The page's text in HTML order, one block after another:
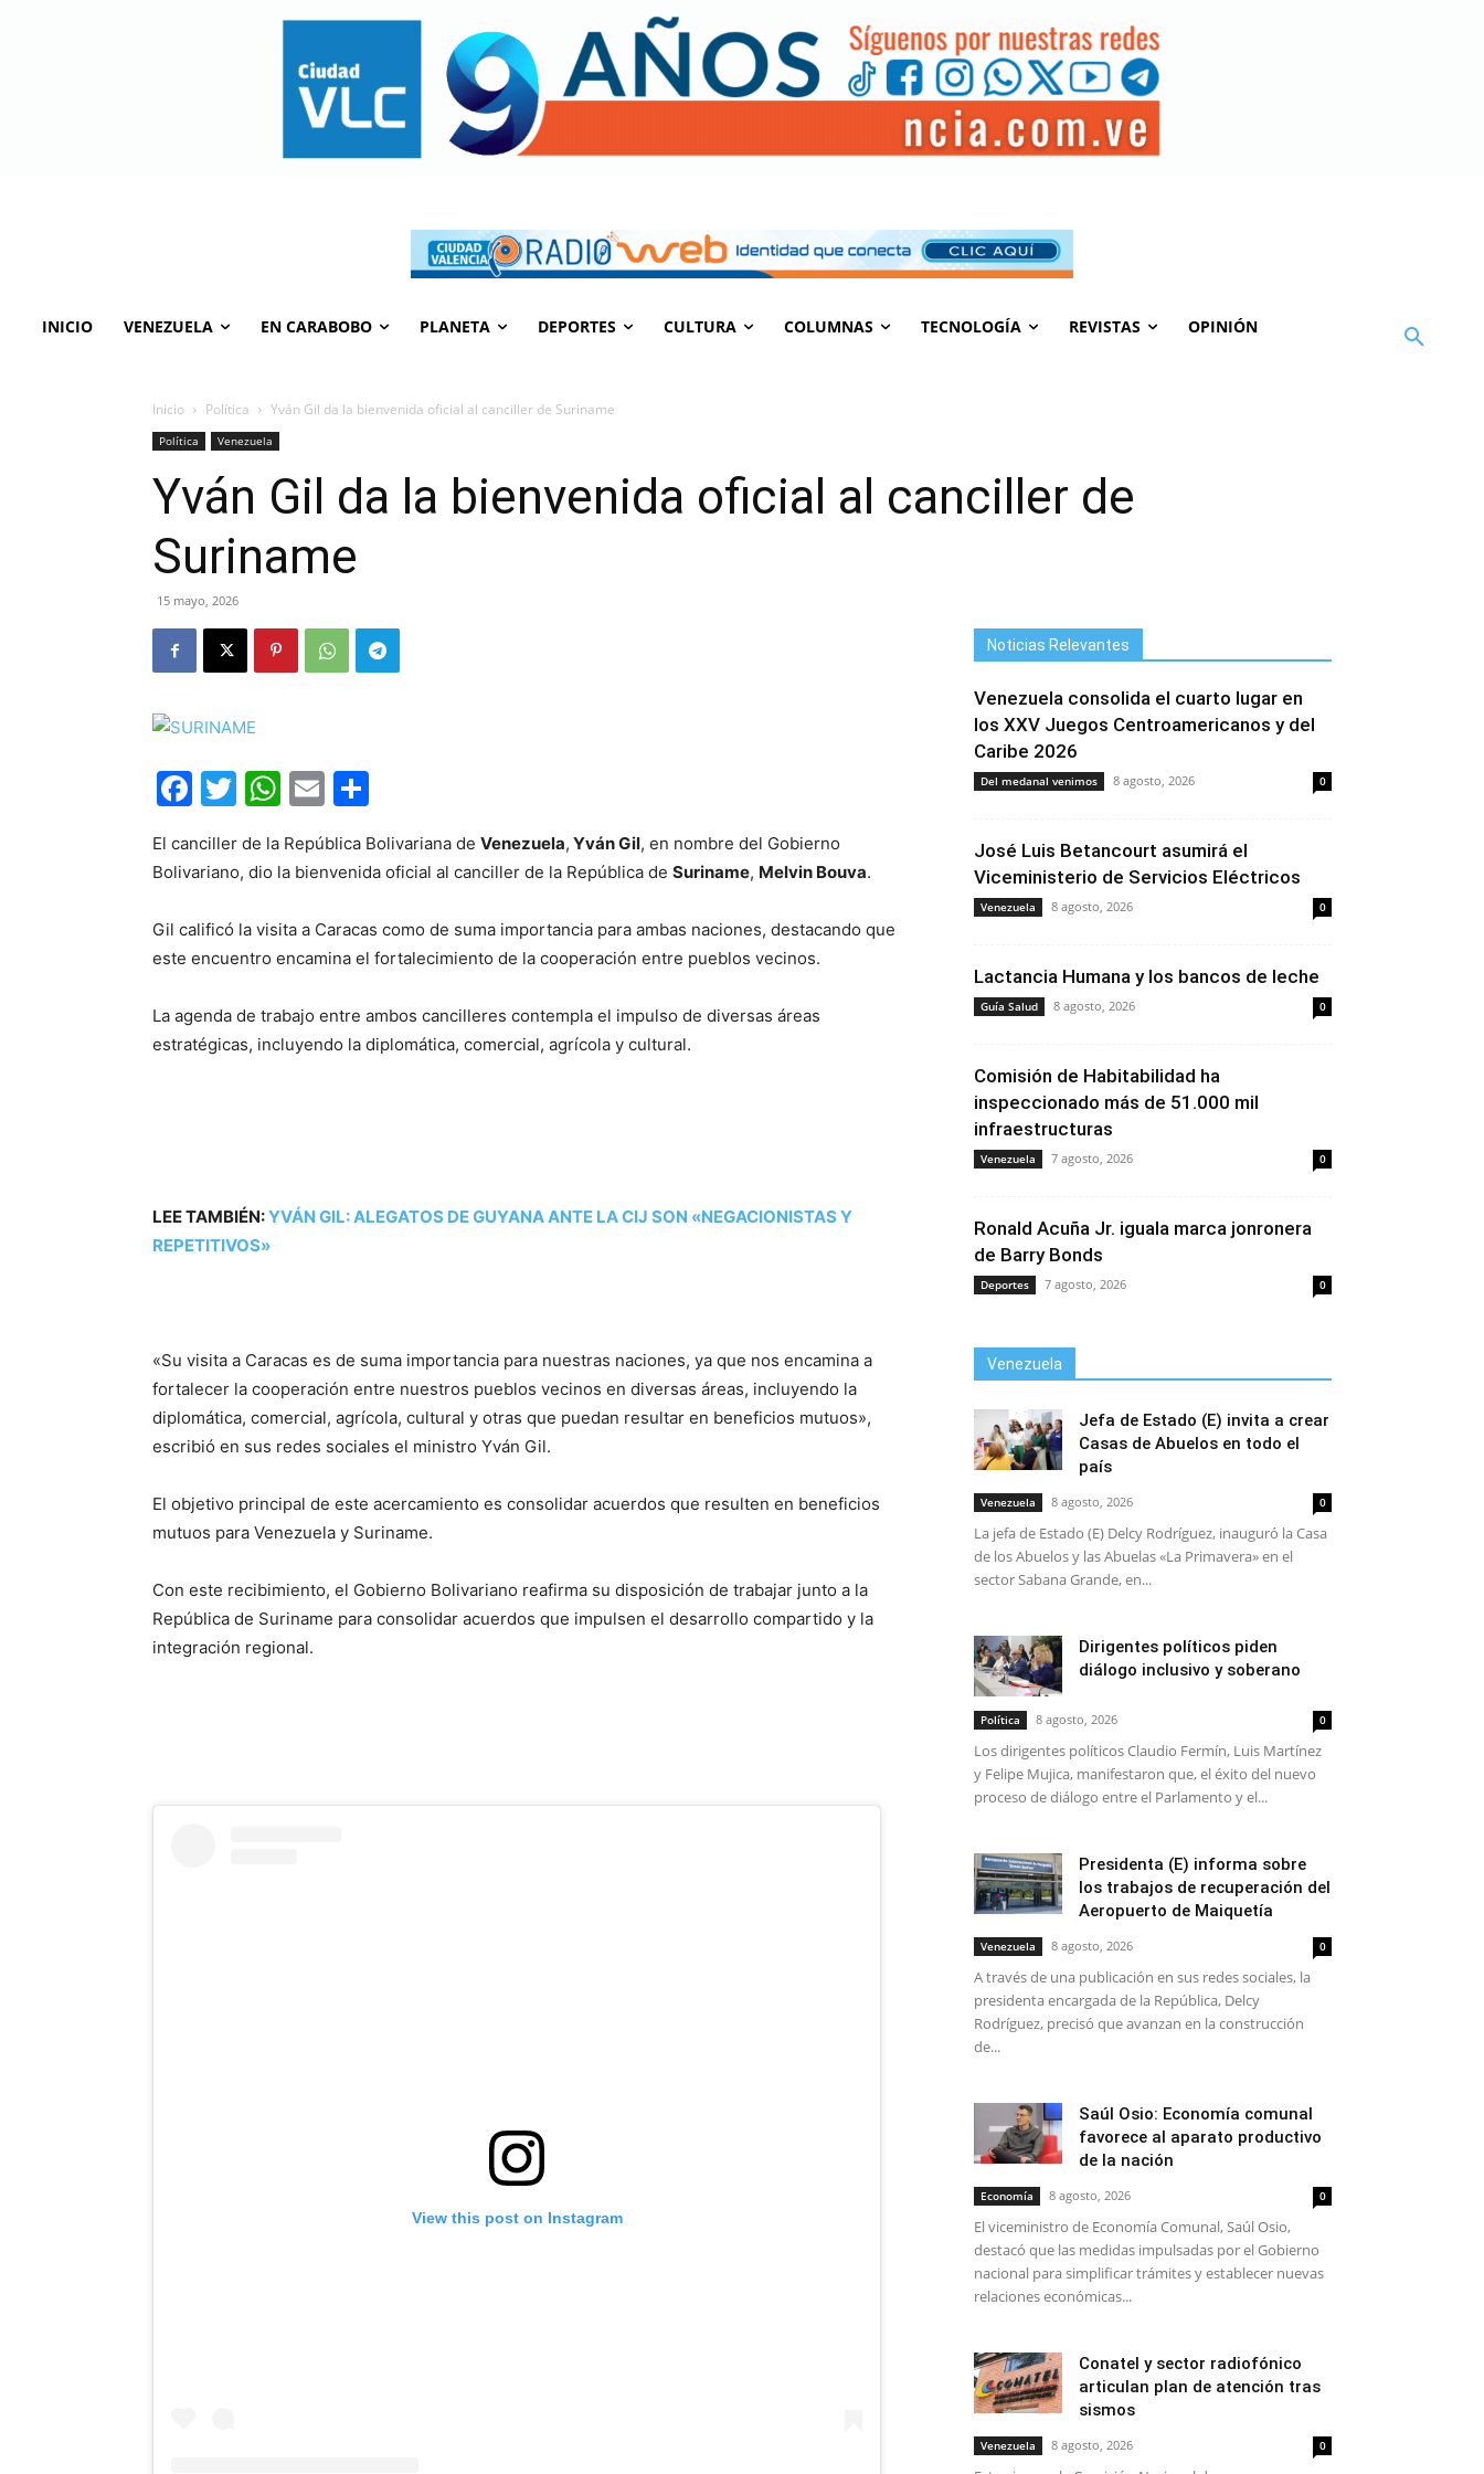
INICIO VENEZUELA EN CARABOBO PLANETA DEPORTES CULTURA COLUMNAS TECNOLOGÍA REVISTAS OPINIÓN
Inicio Política Yván Gil da la bienvenida oficial al canciller de Suriname
Política Venezuela
Yván Gil da la bienvenida oficial al canciller de
Suriname
15 mayo, 2026
Facebook
Twitter
WhatsApp
Email
El canciller de la República Bolivariana de Venezuela, Yván Gil, en nombre del Gobierno
Bolivariano, dio la bienvenida oficial al canciller de la República de Suriname, Melvin Bouva.
Gil calificó la visita a Caracas como de suma importancia para ambas naciones, destacando que
este encuentro encamina el fortalecimiento de la cooperación entre pueblos vecinos.
La agenda de trabajo entre ambos cancilleres contempla el impulso de diversas áreas
estratégicas, incluyendo la diplomática, comercial, agrícola y cultural.
LEE TAMBIÉN:YVÁN GIL: ALEGATOS DE GUYANA ANTE LA CIJ SON «NEGACIONISTAS Y
REPETITIVOS»
«Su visita a Caracas es de suma importancia para nuestras naciones, ya que nos encamina a
fortalecer la cooperación entre nuestros pueblos vecinos en diversas áreas, incluyendo la
diplomática, comercial, agrícola, cultural y otras que puedan resultar en beneficios mutuos»,
escribió en sus redes sociales el ministro Yván Gil.
El objetivo principal de este acercamiento es consolidar acuerdos que resulten en beneficios
mutuos para Venezuela y Suriname.
Con este recibimiento, el Gobierno Bolivariano reafirma su disposición de trabajar junto a la
República de Suriname para consolidar acuerdos que impulsen el desarrollo compartido y la
integración regional.
View this post on Instagram
Noticias Relevantes
Venezuela consolida el cuarto lugar en
los XXV Juegos Centroamericanos y del
Caribe 2026
Del medanal venimos 8 agosto, 2026 0
José Luis Betancourt asumirá el
Viceministerio de Servicios Eléctricos
Venezuela 8 agosto, 2026 0
Lactancia Humana y los bancos de leche
Guía Salud 8 agosto, 2026 0
Comisión de Habitabilidad ha
inspeccionado más de 51.000 mil
infraestructuras
Venezuela 7 agosto, 2026 0
Ronald Acuña Jr. iguala marca jonronera
de Barry Bonds
Deportes 7 agosto, 2026 0
Venezuela
Jefa de Estado (E) invita a crear
Casas de Abuelos en todo el
país
Venezuela 8 agosto, 2026 0
La jefa de Estado (E) Delcy Rodríguez, inauguró la Casa
de los Abuelos y las Abuelas «La Primavera» en el
sector Sabana Grande, en...
Dirigentes políticos piden
diálogo inclusivo y soberano
Política 8 agosto, 2026 0
Los dirigentes políticos Claudio Fermín, Luis Martínez
y Felipe Mujica, manifestaron que, el éxito del nuevo
proceso de diálogo entre el Parlamento y el...
Presidenta (E) informa sobre
los trabajos de recuperación del
Aeropuerto de Maiquetía
Venezuela 8 agosto, 2026 0
A través de una publicación en sus redes sociales, la
presidenta encargada de la República, Delcy
Rodríguez, precisó que avanzan en la construcción
de...
Saúl Osio: Economía comunal
favorece al aparato productivo
de la nación
Economía 8 agosto, 2026 0
El viceministro de Economía Comunal, Saúl Osio,
destacó que las medidas impulsadas por el Gobierno
nacional para simplificar trámites y establecer nuevas
relaciones económicas...
Conatel y sector radiofónico
articulan plan de atención tras
sismos
Venezuela 8 agosto, 2026 0